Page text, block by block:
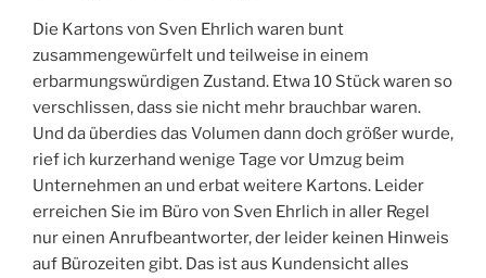
Die Kartons von Sven Ehrlich waren bunt
zusammengewürfelt und teilweise in einem
erbarmungswürdigen Zustand. Etwa 10 Stück waren so
verschlissen, dass sie nicht mehr brauchbar waren.
Und da überdies das Volumen dann doch größer wurde,
rief ich kurzerhand wenige Tage vor Umzug beim
Unternehmen an und erbat weitere Kartons. Leider
erreichen Sie im Büro von Sven Ehrlich in aller Regel
nur einen Anrufbeantworter, der leider keinen Hinweis
auf Bürozeiten gibt. Das ist aus Kundensicht alles